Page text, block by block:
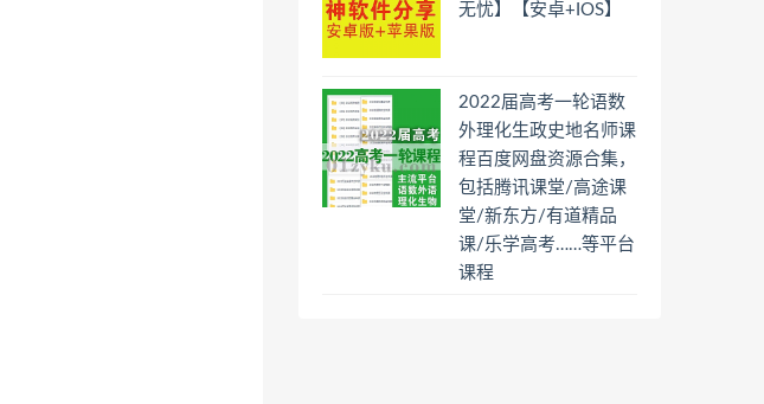
无忧】【安卓+IOS】
2022届高考一轮语数
外理化生政史地名师课
程百度网盘资源合集，
包括腾讯课堂/高途课
堂/新东方/有道精品
课/乐学高考……等平台
课程